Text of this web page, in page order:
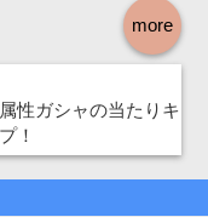
more
性ガシャの当たりキ
！